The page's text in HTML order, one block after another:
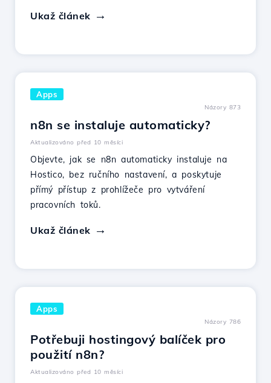
Ukaž článek
Apps
Názory 873
n8n se instaluje automaticky?
Aktualizováno před 10 měsíci
Objevte, jak se n8n automaticky instaluje na
Hostico, bez ručního nastavení, a poskytuje
přímý přístup z prohlížeče pro vytváření
pracovních toků.
Ukaž článek
Apps
Názory 786
Potřebuji hostingový balíček pro
použití n8n?
Aktualizováno před 10 měsíci